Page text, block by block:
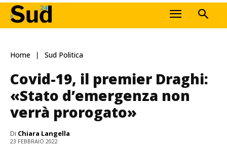
Home Sud Politica
Covid-19, il premier Draghi:
«Stato d’emergenza non
verrà prorogato»
Di Chiara Langella
23 FEBBRAIO 2022